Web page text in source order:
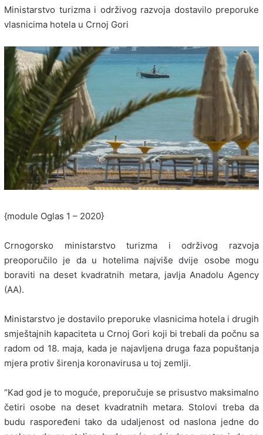
Ministarstvo turizma i održivog razvoja dostavilo preporuke
vlasnicima hotela u Crnoj Gori
{module Oglas 1 – 2020}
Crnogorsko ministarstvo turizma i održivog razvoja
preoporučilo je da u hotelima najviše dvije osobe mogu
boraviti na deset kvadratnih metara, javlja Anadolu Agency
(AA).
Ministarstvo je dostavilo preporuke vlasnicima hotela i drugih
smještajnih kapaciteta u Crnoj Gori koji bi trebali da počnu sa
radom od 18. maja, kada je najavljena druga faza popuštanja
mjera protiv širenja koronavirusa u toj zemlji.
“Kad god je to moguće, preporučuje se prisustvo maksimalno
četiri osobe na deset kvadratnih metara. Stolovi treba da
budu raspoređeni tako da udaljenost od naslona jedne do